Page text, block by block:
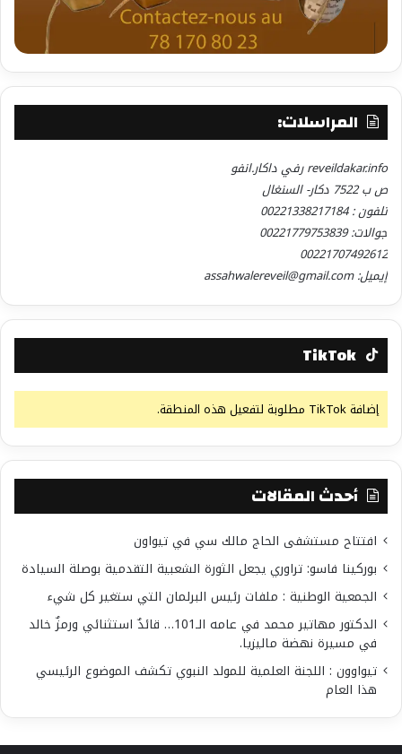
المراسلات:
reveildakar.info رفي داكار.انفو
ص ب 7522 دكار- السنغال
تلفون : 00221338217184
جوالات: 00221779753839
00221707492612
إيميل: assahwalereveil@gmail.com
TikTok
إضافة TikTok مطلوبة لتفعيل هذه المنطقة.
أحدث المقالات
افتتاح مستشفى الحاج مالك سي في تيواون
بوركينا فاسو: تراوري يجعل الثورة الشعبية التقدمية بوصلة السيادة
الجمعية الوطنية : ملفات رئيس البرلمان التي ستغير كل شيء
الدكتور مهاتير محمد في عامه الـ101… قائدٌ استثنائي ورمزٌ خالد
في مسيرة نهضة ماليزيا.
تيواوون : اللجنة العلمية للمولد النبوي تكشف الموضوع الرئيسي
هذا العام